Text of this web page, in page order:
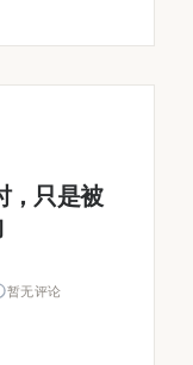
，只是被
暂无评论